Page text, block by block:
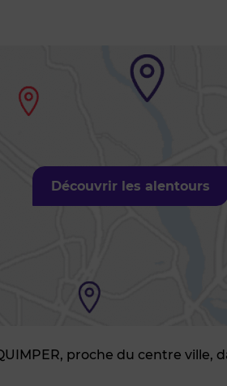
Découvrir les alentours
proche du centre ville,